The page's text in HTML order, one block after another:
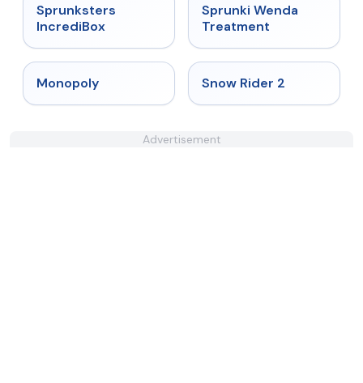
Sprunksters
IncrediBox
★
Sprunki Wenda
Treatment
Monopoly Snow Rider 2
Advertisement